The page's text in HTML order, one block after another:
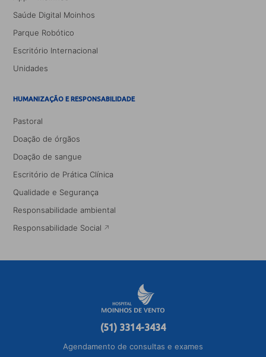
Saúde Digital Moinhos
Parque Robótico
Escritório Internacional
Unidades
HUMANIZAÇÃO E RESPONSABILIDADE
Pastoral
Doação de órgãos
Doação de sangue
Escritório de Prática Clínica
Qualidade e Segurança
Responsabilidade ambiental
Responsabilidade Social
(51) 3314-3434
Agendamento de consultas e exames